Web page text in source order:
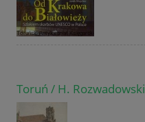
Toruń / H. Rozwadowski